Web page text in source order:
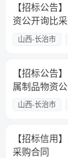
【招标公告
资公开询比
山西-长治市
【招标公告
属制品物资
山西-长治市
【招标信用
采购合同